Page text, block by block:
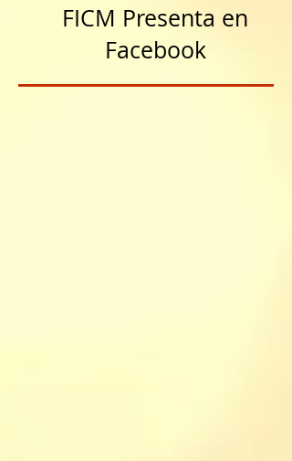
FICM Presenta en
Facebook